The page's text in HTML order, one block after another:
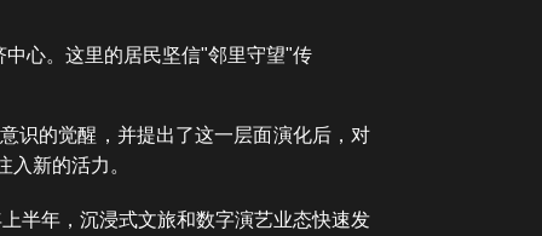
心。这里的居民坚信"邻里守望"传
识的觉醒，并提出了这一层面演化后，对
新的活力。
半年，沉浸式文旅和数字演艺业态快速发